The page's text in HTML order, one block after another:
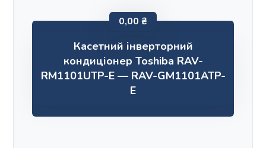
Касетний інверторний
кондиціонер Toshiba RAV-
RM1101UTP-E — RAV-GM1101ATP-
E
0,00 ₴